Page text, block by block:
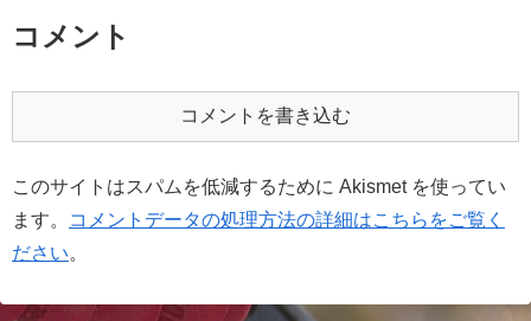
コメント
コメントを書き込む
このサイトはスパムを低減するために Akismet を使ってい
ます。
コメントデータの処理方法の詳細はこちらをご覧く
ださい。